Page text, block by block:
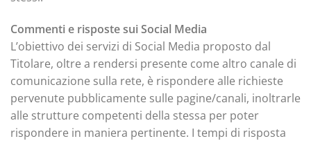
Commenti e risposte sui Social Media
L’obiettivo dei servizi di Social Media proposto dal
Titolare, oltre a rendersi presente come altro canale di
comunicazione sulla rete, è rispondere alle richieste
pervenute pubblicamente sulle pagine/canali, inoltrarle
alle strutture competenti della stessa per poter
rispondere in maniera pertinente. I tempi di risposta